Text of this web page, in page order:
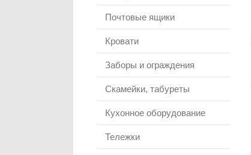
Почтовые ящики
Кровати
Заборы и ограждения
Скамейки, табуреты
Кухонное оборудование
Тележки